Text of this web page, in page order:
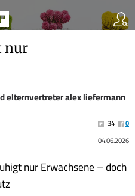
nur
elternvertreter alex liefermann
34
0
04.06.2026
nur Erwachsene – doch